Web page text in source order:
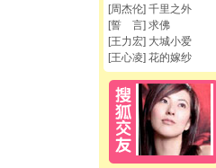
[周杰伦] 千里之外
[誓 言] 求佛
[王力宏] 大城小爱
[王心凌] 花的嫁纱